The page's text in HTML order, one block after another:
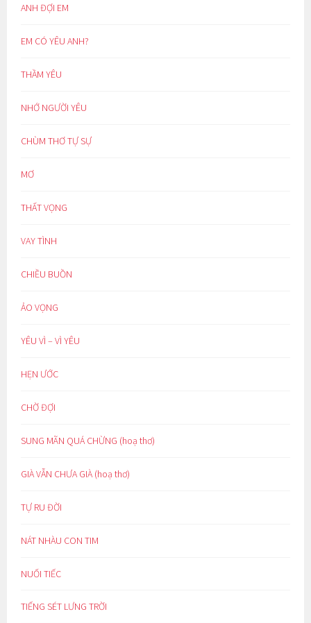
ANH ĐỢI EM
EM CÓ YÊU ANH?
THẦM YÊU
NHỚ NGƯỜI YÊU
CHÙM THƠ TỰ SỰ
MƠ
THẤT VỌNG
VAY TÌNH
CHIỀU BUỒN
ẢO VỌNG
YÊU VÌ – VÌ YÊU
HẸN ƯỚC
CHỜ ĐỢI
SUNG MÃN QUÁ CHỪNG (hoạ thơ)
GIÀ VẪN CHƯA GIÀ (hoạ thơ)
TỰ RU ĐỜI
NÁT NHÀU CON TIM
NUỐI TIẾC
TIẾNG SÉT LƯNG TRỜI